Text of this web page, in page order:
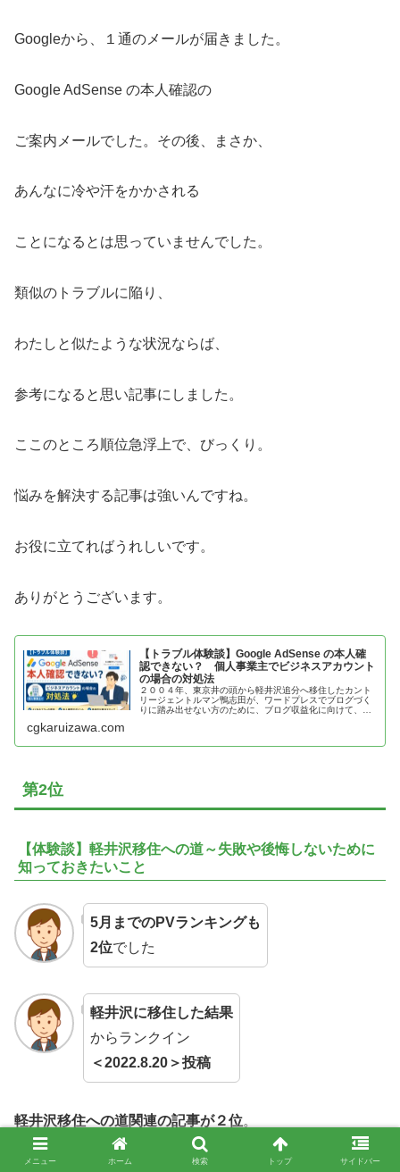
Googleから、１通のメールが届きました。
Google AdSense の本人確認の
ご案内メールでした。その後、まさか、
あんなに冷や汗をかかされる
ことになるとは思っていませんでした。
類似のトラブルに陥り、
わたしと似たような状況ならば、
参考になると思い記事にしました。
ここのところ順位急浮上で、びっくり。
悩みを解決する記事は強いんですね。
お役に立てればうれしいです。
ありがとうございます。
【トラブル体験談】Google AdSense の本人確
認できない？ 個人事業主でビジネスアカウント
の場合の対処法
２００４年、東京井の頭から軽井沢追分へ移住したカント
リージェントルマン鴨志田が、ワードプレスでブログづく
りに踏み出せない方のために、ブログ収益化に向けて、
cgkaruizawa.com
第2位
【体験談】軽井沢移住への道～失敗や後悔しないために
知っておきたいこと
5月までのPVランキングも
2位でした
軽井沢に移住した結果
からランクイン
＜2022.8.20＞投稿
軽井沢移住への道関連の記事が２位。
メニュー ホーム 検索 トップ サイドバー